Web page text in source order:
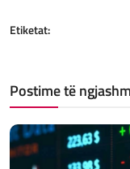
Etiketat:
Postime të